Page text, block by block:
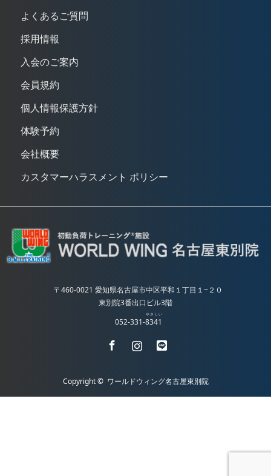
よくあるご質問
採用情報
入会のご案内
会員規約
個人情報保護方針
体験予約
会社概要
カスタマーハラスメント ポリシー
〒460-0021 愛知県名古屋市中区平和１丁目１−２０
東別院3番出口ビル3階
052-331-8341
やさしい
LINE
Copyright © ワールドウィング名古屋東別院